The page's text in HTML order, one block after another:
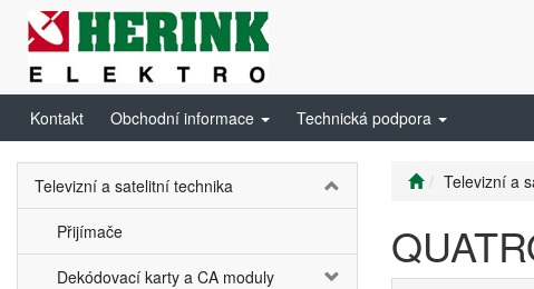
Kontakt Obchodní informace Technická podpora
Televizní a satelitní technika
Přijímače
Dekódovací karty a CA moduly
Televizní a